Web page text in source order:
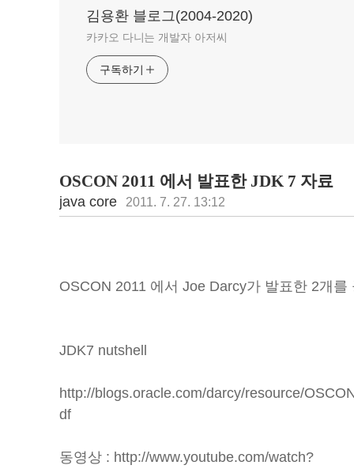
김용환 블로그(2004-2020)
카카오 다니는 개발자 아저씨
구독하기
OSCON 2011 에서 발표한 JDK 7 자료
java core 2011. 7. 27. 13:12
OSCON 2011 에서 Joe Darcy가 발표한 2개를
JDK7 nutshell
http://blogs.oracle.com/darcy/resource/
df
동영상 : http://www.youtube.com/watch?